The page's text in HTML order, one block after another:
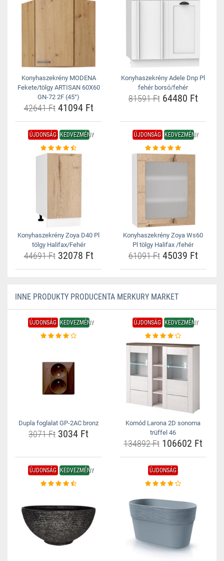
Konyhaszekrény MODENA
Fekete/tölgy ARTISAN 60X60
GN-72 2F (45°)
42641 Ft41094 Ft
Konyhaszekrény Adele Dnp Pl
fehér borsó/fehér
81591 Ft64480 Ft
ÚJDONSÁG KEDVEZMÉNY
Konyhaszekrény Zoya D40 Pl
tölgy Halifax/Fehér
44691 Ft32078 Ft
ÚJDONSÁG KEDVEZMÉNY
Konyhaszekrény Zoya Ws60
Pl tölgy Halifax /fehér
61091 Ft45039 Ft
INNE PRODUKTY PRODUCENTA MERKURY MARKET
ÚJDONSÁG KEDVEZMÉNY
Dupla foglalat GP-2AC bronz
3071 Ft 3034 Ft
ÚJDONSÁG KEDVEZMÉNY
Komód Larona 2D sonoma
trüffel 46
134892 Ft 106602 Ft
ÚJDONSÁG KEDVEZMÉNY ÚJDONSÁG